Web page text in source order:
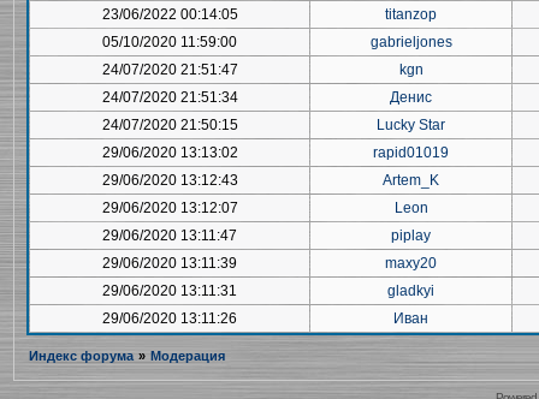
23/06/2022 00:14:05
titanzop
05/10/2020 11:59:00
gabrieljones
24/07/2020 21:51:47
kgn
24/07/2020 21:51:34
Денис
24/07/2020 21:50:15
Lucky Star
29/06/2020 13:13:02
rapid01019
29/06/2020 13:12:43
Artem_K
29/06/2020 13:12:07
Leon
29/06/2020 13:11:47
piplay
29/06/2020 13:11:39
maxy20
29/06/2020 13:11:31
gladkyi
29/06/2020 13:11:26
Иван
Индекс форума » Модерация